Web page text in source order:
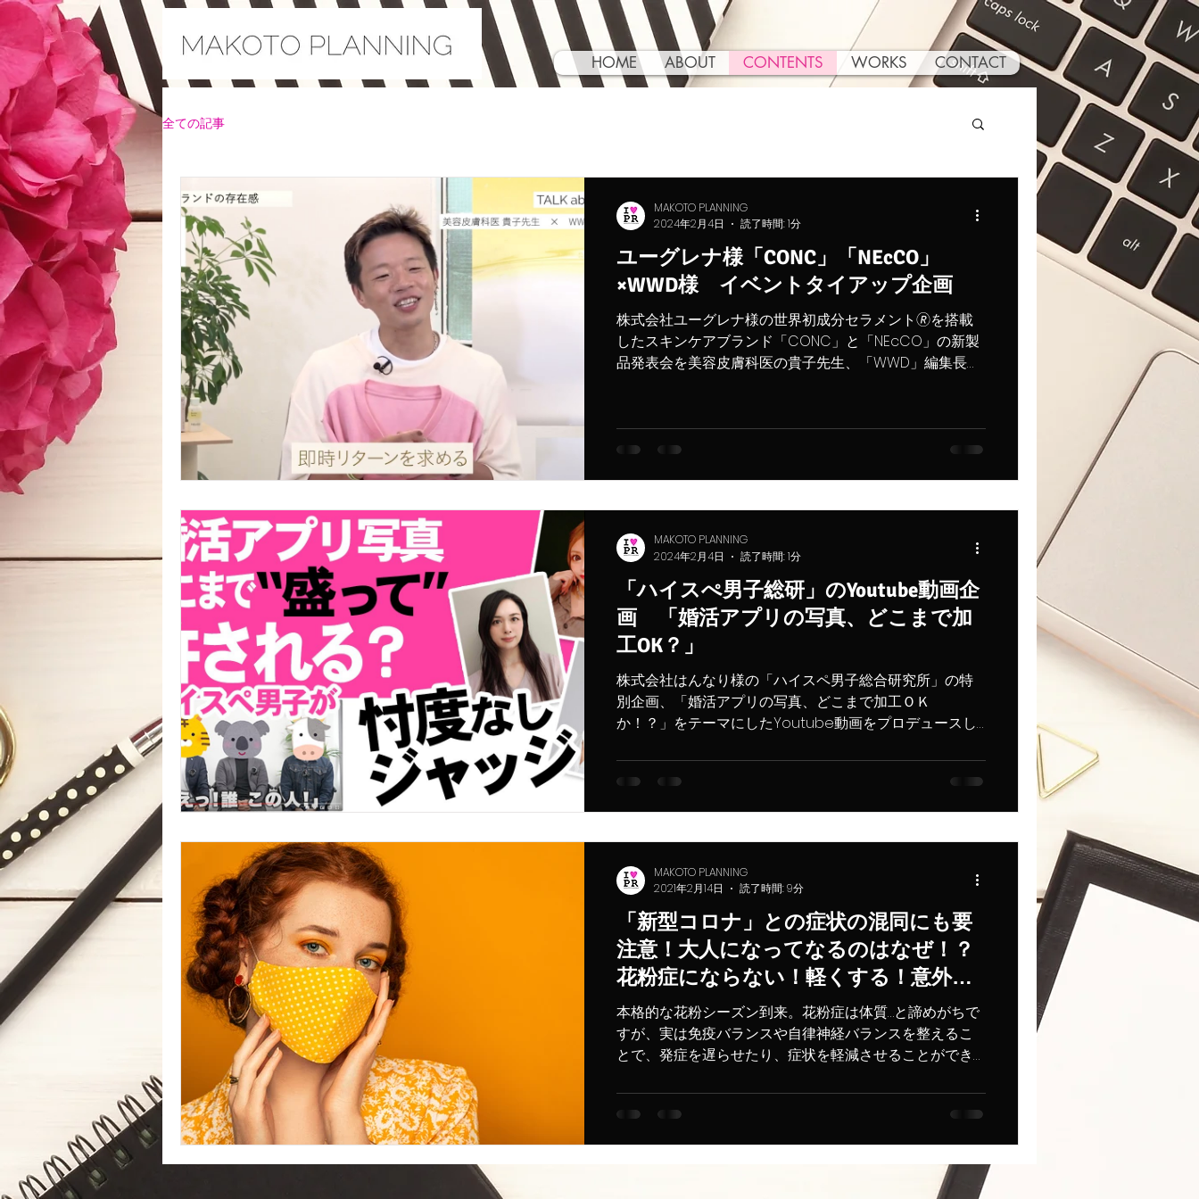
HOME ABOUT CONTENTS WORKS CONTACT
全ての記事
ユーグレナ様「CONC」「NEcCO」
×WWD様 イベントタイアップ企画
株式会社ユーグレナ様の世界初成分セラメント🄬を搭載
したスキンケアブランド「CONC」と「NEcCO」の新製
品発表会を美容皮膚科医の貴子先生、「WWD」編集長
MAKOTO PLANNING
2024年2月4日
読了時間: 1分
「ハイスぺ男子総研」のYoutube動画企
画 「婚活アプリの写真、どこまで加
工OK？」
株式会社はんなり様の「ハイスペ男子総合研究所」の特
別企画、「婚活アプリの写真、どこまで加工ＯＫ
か！？」をテーマにしたYoutube動画をプロデュースし
株式会社はんなり様 プレスリリース...
MAKOTO PLANNING
2024年2月4日
読了時間: 1分
「新型コロナ」との症状の混同にも要
注意！大人になってなるのはなぜ！？
花粉症にならない！軽くする！意外と
知らない！花粉症対策で本当に食べる
べきもの
本格的な花粉シーズン到来。花粉症は体質…と諦めがちで
すが、実は免疫バランスや自律神経バランスを整えるこ
とで、発症を遅らせたり、症状を軽減させることができ
佐和子先生に伺います。 【監修】 皮膚科医 日比野...
MAKOTO PLANNING
2021年2月14日
読了時間: 9分